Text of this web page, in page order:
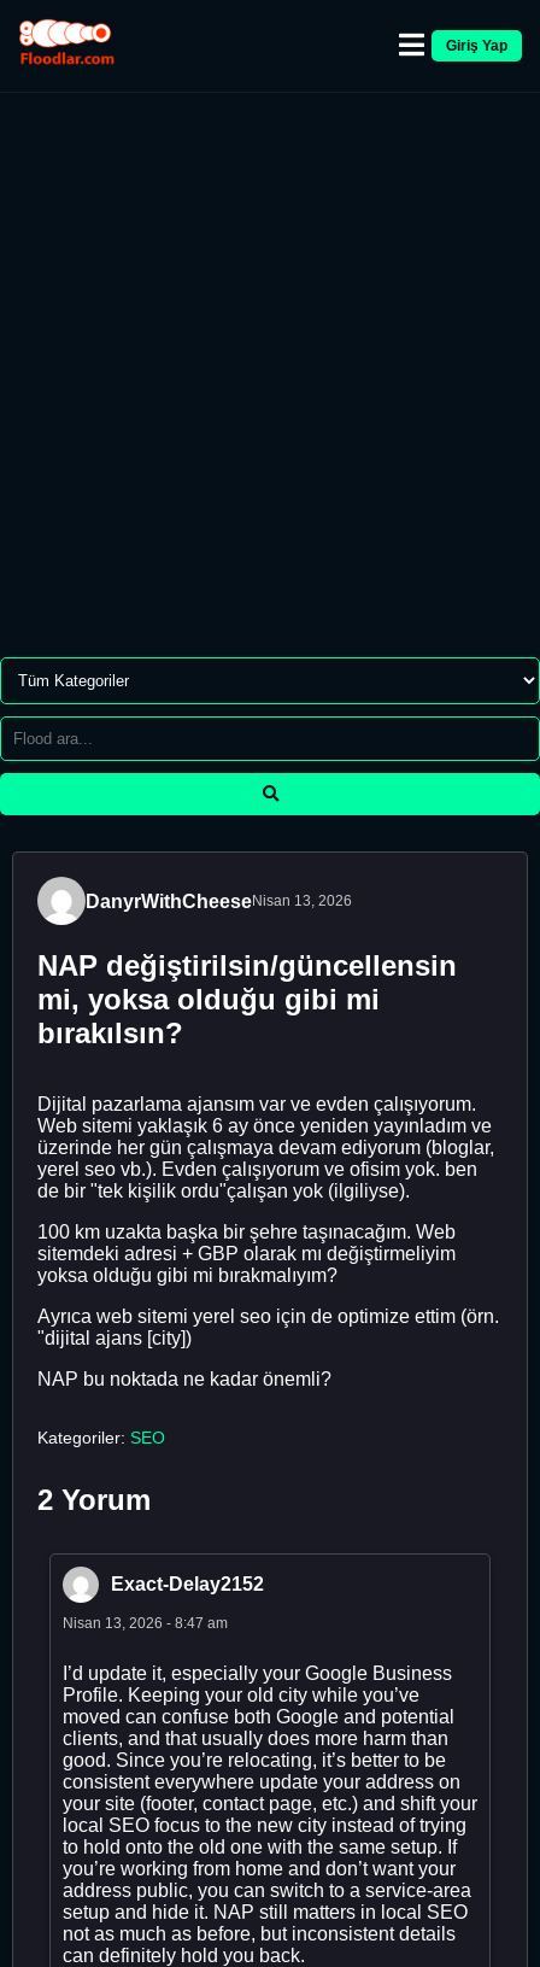
Giriş Yap
DanyrWithCheeseNisan 13, 2026
NAP değiştirilsin/güncellensin
mi, yoksa olduğu gibi mi
bırakılsın?
Dijital pazarlama ajansım var ve evden çalışıyorum.
Web sitemi yaklaşık 6 ay önce yeniden yayınladım ve
üzerinde her gün çalışmaya devam ediyorum (bloglar,
yerel seo vb.). Evden çalışıyorum ve ofisim yok. ben
de bir "tek kişilik ordu"çalışan yok (ilgiliyse).
100 km uzakta başka bir şehre taşınacağım. Web
sitemdeki adresi + GBP olarak mı değiştirmeliyim
yoksa olduğu gibi mi bırakmalıyım?
Ayrıca web sitemi yerel seo için de optimize ettim (örn.
"dijital ajans [city])
NAP bu noktada ne kadar önemli?
Kategoriler: SEO
2 Yorum
Exact-Delay2152
Nisan 13, 2026 - 8:47 am
I’d update it, especially your Google Business
Profile. Keeping your old city while you’ve
moved can confuse both Google and potential
clients, and that usually does more harm than
good. Since you’re relocating, it’s better to be
consistent everywhere update your address on
your site (footer, contact page, etc.) and shift your
local SEO focus to the new city instead of trying
to hold onto the old one with the same setup. If
you’re working from home and don’t want your
address public, you can switch to a service-area
setup and hide it. NAP still matters in local SEO
not as much as before, but inconsistent details
can definitely hold you back.